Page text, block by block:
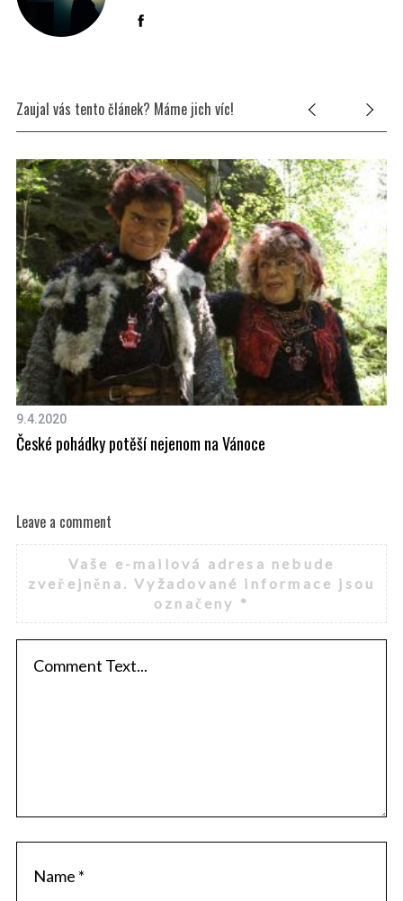
Zaujal vás tento článek? Máme jich víc!
9.4.2020
České pohádky potěší nejenom na Vánoce
Leave a comment
Vaše e-mailová adresa nebude
zveřejněna. Vyžadované informace jsou
označeny *
e
c
f
: